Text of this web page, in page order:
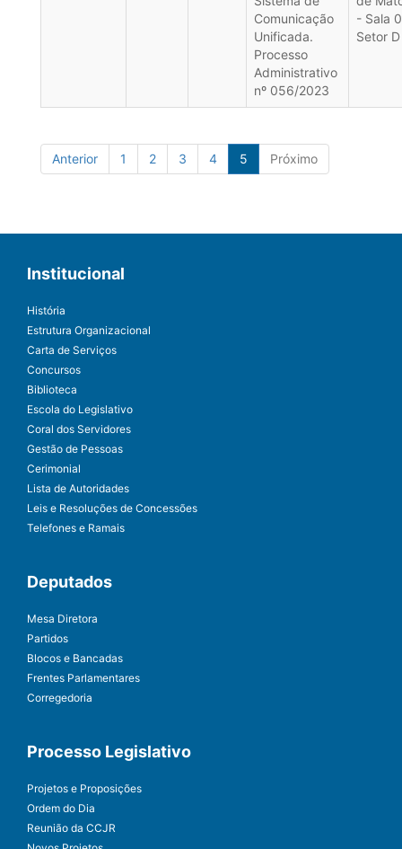
Comunicação
Unificada.
Processo
Administrativo
nº 056/2023
- Sala
Setor D
Anterior 1 2 3 4 5 Próximo
Institucional
História
Estrutura Organizacional
Carta de Serviços
Concursos
Biblioteca
Escola do Legislativo
Coral dos Servidores
Gestão de Pessoas
Cerimonial
Lista de Autoridades
Leis e Resoluções de Concessões
Telefones e Ramais
Deputados
Mesa Diretora
Partidos
Blocos e Bancadas
Frentes Parlamentares
Corregedoria
Processo Legislativo
Projetos e Proposições
Ordem do Dia
Reunião da CCJR